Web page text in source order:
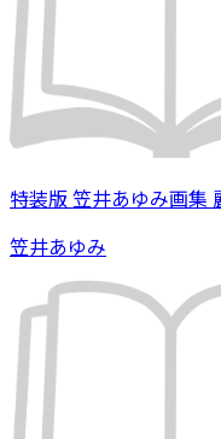
特装版 笠井あゆみ画集
笠井あゆみ